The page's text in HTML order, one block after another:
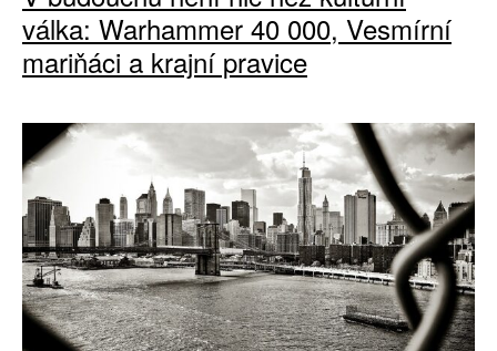
válka: Warhammer 40 000, Vesmírní
mariňáci a krajní pravice